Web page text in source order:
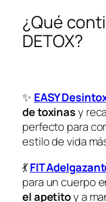
0
.
¿Qué
DETOX?
✨ EASY
de toxinasy
perfecto para
estilo de vida
💃FIT
para un cuerpo
el apetitoy a